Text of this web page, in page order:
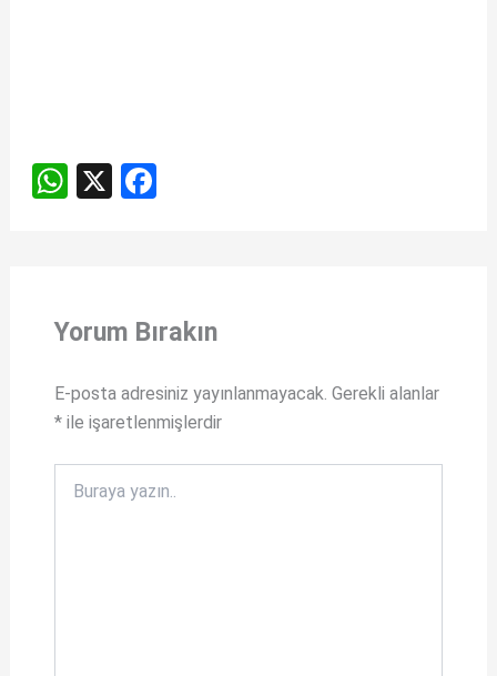
W
A
p
X F
o
k
Yorum Bırakın
E-posta adresiniz yayınlanmayacak. Gerekli alanlar
*ile işaretlenmişlerdir
yazın..